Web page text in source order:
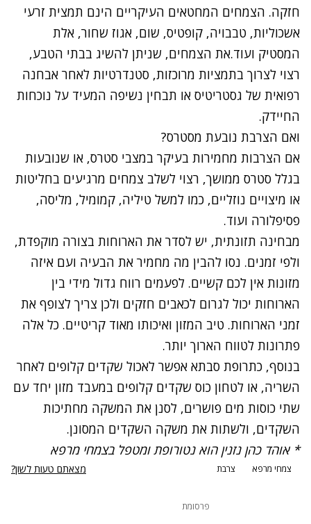
חזקה. הצמחים המחטאים העיקריים הינם תמצית זרעי
אשכוליות, טבבויה, קופטיס, שום, אגוז שחור, אלת
המסטיק ועוד.את הצמחים, שניתן להשיג בבתי הטבע,
רצוי לצרוך בתמציות מרוכזות, סטנדרטיות לאחר אבחנה
רפואית של גסטריטיס או תבחין נשיפה המעיד על נוכחות
החיידק.
ואם הצרבת נובעת מסטרס?
אם הצרבות מחמירות בעיקר במצבי סטרס, או שנובעות
בגלל סטרס ממושך, רצוי לשלב צמחים מרגיעים בחליטות
או מיצויים נוזליים, כמו למשל טיליה, קמומיל, מליסה,
פסיפלורה ועוד.
מבחינה תזונתית, יש לסדר את הארוחות בצורה מוקפדת,
ולפי זמנים. נסו להבין מה מחמיר את הבעיה ועם איזה
מזונות אין לכם קשיים. לפעמים רווח גדול מידי בין
הארוחות יכול לגרום לכאבים חזקים ולכן צריך לצופף את
זמני הארוחות. טיב המזון ואיכותו מאוד קריטיים. כל אלה
פתרונות לטווח הארוך יותר.
בנוסף, כתרופת סבתא אפשר לאכול שקדים קלופים לאחר
השריה, או לטחון כוס שקדים קלופים במעבד מזון יחד עם
שתי כוסות מים פושרים, לסנן את המשקה מחתיכות
השקדים, ולשתות את משקה השקדים המסונן.
*אוהד כהן נזנין הוא נטורופת ומטפל בצמחי מרפא
צמחי מרפא צרבת מצאתם טעות לשון?
פרסומת